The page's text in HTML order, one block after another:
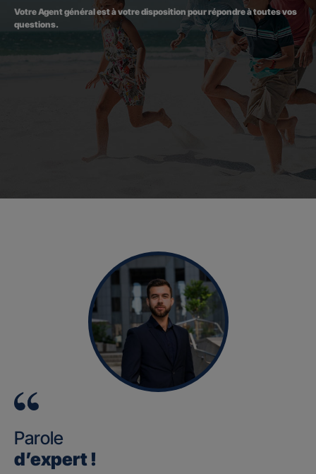
Votre Agent général est à votre disposition pour répondre à toutes vos
questions.
Parole
d’expert !